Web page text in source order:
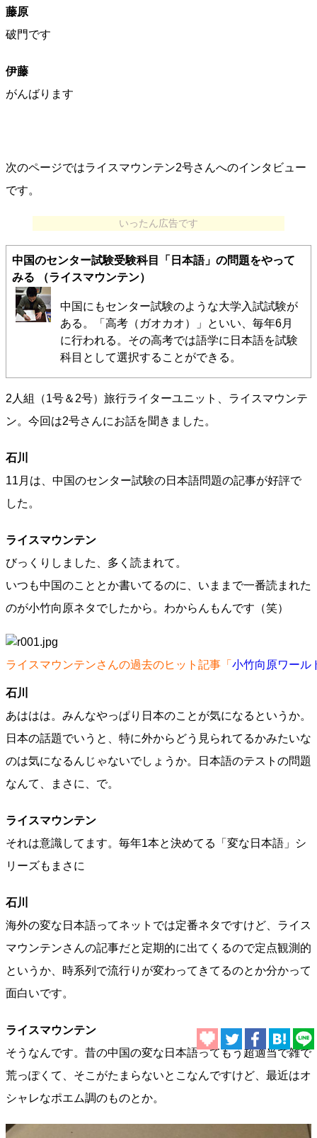
藤原
破門です
伊藤
がんばります
次のページではライスマウンテン2号さんへのインタビュー
です。
いったん広告です
中国のセンター試験受験科目「日本語」の問題をやって
みる
（ライスマウンテン）
中国にもセンター試験のような大学入試試験が
ある。「高考（ガオカオ）」といい、毎年6月
に行われる。その高考では語学に日本語を試験
科目として選択することができる。
2人組（1号＆2号）旅行ライターユニット、ライスマウンテ
ン。今回は2号さんにお話を聞きました。
石川
11月は、中国のセンター試験の日本語問題の記事が好評で
した。
ライスマウンテン
びっくりしました、多く読まれて。
いつも中国のこととか書いてるのに、いままで一番読まれた
のが小竹向原ネタでしたから。わからんもんです（笑）
ライスマウンテンさんの過去のヒット記事「 小竹向原ワール
石川
あははは。みんなやっぱり日本のことが気になるというか。
日本の話題でいうと、特に外からどう見られてるかみたいな
のは気になるんじゃないでしょうか。日本語のテストの問題
なんて、まさに、で。
ライスマウンテン
それは意識してます。毎年1本と決めてる「変な日本語」シ
リーズもまさに
石川
海外の変な日本語ってネットでは定番ネタですけど、ライス
マウンテンさんの記事だと定期的に出てくるので定点観測的
というか、時系列で流行りが変わってきてるのとか分かって
面白いです。
ライスマウンテン
そうなんです。昔の中国の変な日本語ってもう超適当で雑で
荒っぽくて、そこがたまらないとこなんですけど、最近はオ
シャレなポエム調のものとか。